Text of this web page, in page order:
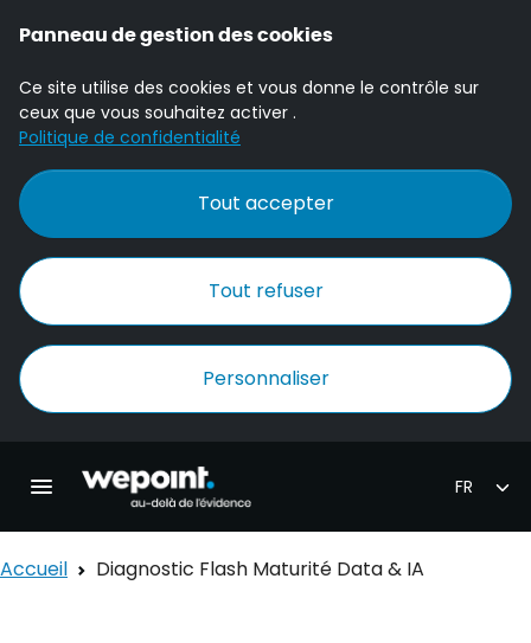
Panneau de gestion des cookies
Ce site utilise des cookies et vous donne le contrôle sur
ceux que vous souhaitez activer .
Politique de confidentialité
Tout accepter
Tout refuser
Personnaliser
Ouvrir la navigation principale
Accueil Diagnostic Flash Maturité Data & IA